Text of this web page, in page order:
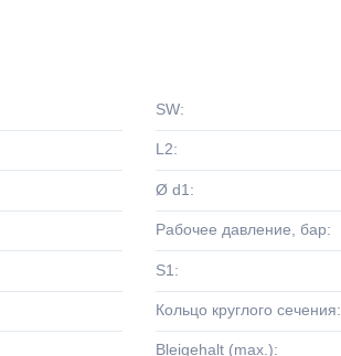
SW:
L2:
Ø d1:
Рабочее давление, бар:
S1:
Кольцо круглого сечения:
Bleigehalt (max.):